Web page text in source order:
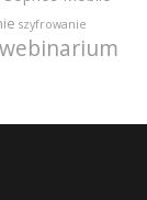
szyfrowanie
webinarium